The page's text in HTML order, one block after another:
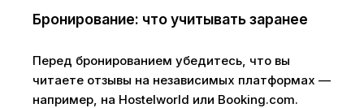
Бронирование: что учитывать заранее
Перед бронированием убедитесь, что вы
читаете отзывы на независимых платформах —
например, на Hostelworld или Booking.com.